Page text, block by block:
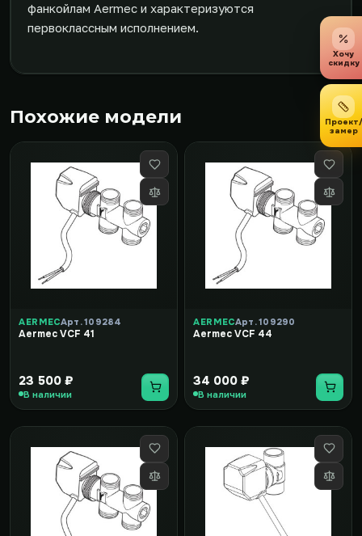
фанкойлам Aermec и характеризуются
первоклассным исполнением.
Похожие модели
AERMECАрт. 109284
Aermec VCF 41
23 500 ₽
В наличии
AERMECАрт. 109290
Aermec VCF 44
34 000 ₽
В наличии
Хочу
скидку
Проект/
замер